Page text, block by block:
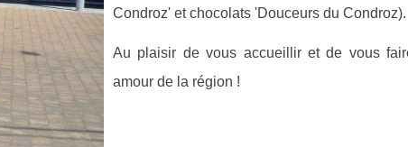
Condroz' et chocolats 'Douceurs du Condroz).
Au plaisir de vous accueillir et de vous
amour de la région !